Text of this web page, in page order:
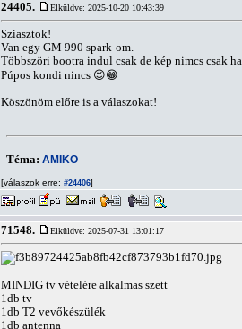
24405. Elküldve: 2025-10-20 10:43:39
Sziasztok!
Van egy GM 990 spark-om.
Többszöri bootra indul csak de kép nimcs csak
Púpos kondi nincs 😉😁
Köszönöm előre is a válaszokat!
Téma: AMIKO
[válaszok erre: #24406]
71548. Elküldve: 2025-07-31 13:01:17
MINDIG tv vételére alkalmas szett
1db tv
1db T2 vevőkészülék
1db antenna